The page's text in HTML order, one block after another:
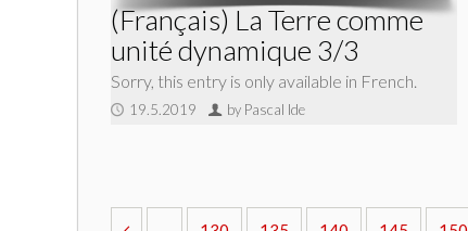
(Français) La Terre comme
unité dynamique 3/3
Sorry, this entry is only available in French.
19.5.2019 by Pascal Ide